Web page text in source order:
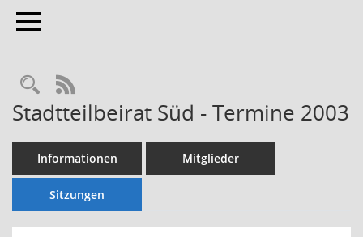
Toggle navigation
Rechercheauswahl
RSS-Feed
Stadtteilbeirat Süd - Termine 2003
Informationen Mitglieder
Sitzungen